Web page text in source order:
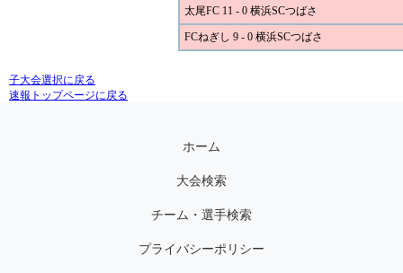
太尾FC 11 - 0 横浜SCつばさ
FCねぎし 9 - 0 横浜SCつばさ
子大会選択に戻る
速報トップページに戻る
ホーム
大会検索
チーム・選手検索
プライバシーポリシー